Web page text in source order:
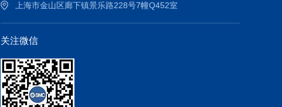
上海市金山区廊下镇景乐路228号7幢Q452室
关注微信